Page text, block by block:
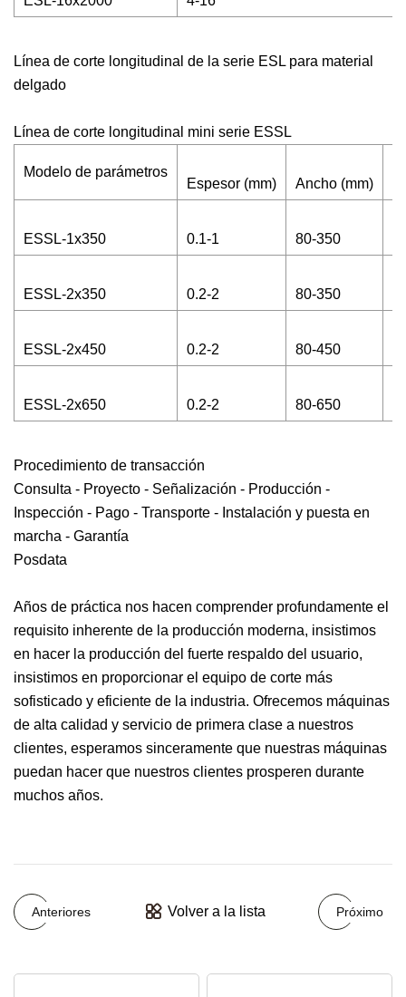
Línea de corte longitudinal de la serie ESL para material
delgado
Línea de corte longitudinal mini serie ESSL
Modelo de parámetros
Espesor (mm) Ancho (mm)
ESSL-1x350 0.1-1 80-350
ESSL-2x350 0.2-2 80-350
ESSL-2x450 0.2-2 80-450
ESSL-2x650 0.2-2 80-650
Procedimiento de transacción
Consulta - Proyecto - Señalización - Producción -
Inspección - Pago - Transporte - Instalación y puesta en
marcha - Garantía
Posdata
Años de práctica nos hacen comprender profundamente el
requisito inherente de la producción moderna, insistimos
en hacer la producción del fuerte respaldo del usuario,
insistimos en proporcionar el equipo de corte más
sofisticado y eficiente de la industria. Ofrecemos máquinas
de alta calidad y servicio de primera clase a nuestros
clientes, esperamos sinceramente que nuestras máquinas
puedan hacer que nuestros clientes prosperen durante
muchos años.
Anteriores Volver a la lista Próximo